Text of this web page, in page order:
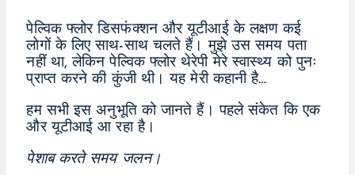
पेल्विक फ्लोर डिसफंक्शन और यूटीआई के लक्षण कई
लोगों के लिए साथ-साथ चलते हैं। मुझे उस समय पता
नहीं था, लेकिन पेल्विक फ्लोर थेरेपी मेरे स्वास्थ्य को पुनः
प्राप्त करने की कुंजी थी। यह मेरी कहानी है…
हम सभी इस अनुभूति को जानते हैं। पहले संकेत कि एक
और यूटीआई आ रहा है।
पेशाब करते समय जलन।